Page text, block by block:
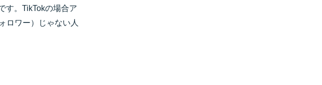
す。TikTokの場合ア
ロワー）じゃない人